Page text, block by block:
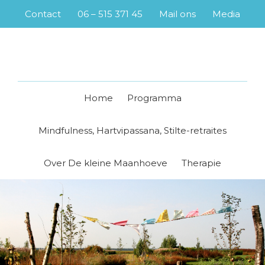
primary
main
primary
footer
Contact 06 – 515 371 45 Mail ons Media
Home Programma
Mindfulness, Hartvipassana, Stilte-retraites
Over De kleine Maanhoeve Therapie